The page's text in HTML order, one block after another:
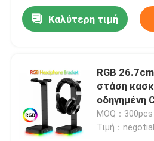
Καλύτερη τιμή
RGB
στάση
οδηγημένη
υπολογιστή
MOQ：300pcs
Τιμή：